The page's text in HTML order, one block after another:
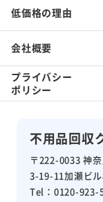
不用品回収
〒222-0033 神
3-19-11加瀬ビ
Tel：0120-923-
低価格の理由
会社概要
プライバシー
ポリシー